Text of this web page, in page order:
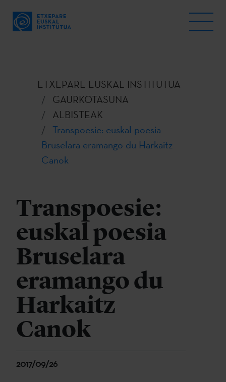
ETXEPARE EUSKAL INSTITUTUA
GAURKOTASUNA
ALBISTEAK
Transpoesie: euskal poesia
Bruselara eramango du Harkaitz
Canok
Transpoesie:
euskal poesia
Bruselara
eramango du
Harkaitz
Canok
2017/09/26